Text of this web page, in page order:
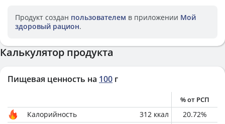
Продукт создан пользователем в приложении Мой
здоровый рацион.
Калькулятор продукта
Пищевая ценность на 100 г
% от РСП
Калорийность 312 ккал 20.72%